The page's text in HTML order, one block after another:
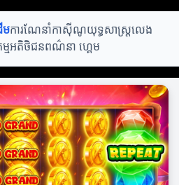
មការណែនាំកាស៊ីណូយុទ្ធសាស្ត្រលេង
ម្មអតិថិជនពណ៌នា ហ្គេម